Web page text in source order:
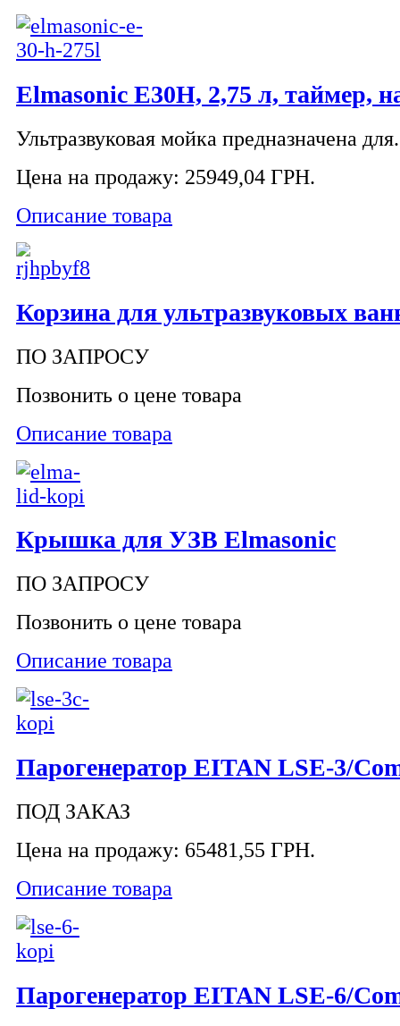
Elmasonic Е30H, 2,75 л, таймер,
Ультразвуковая мойка предназначена
Цена на продажу: 25949,04 ГРН.
Описание товара
Корзина для ультразвуковых
ПО ЗАПРОСУ
Позвонить о цене товара
Описание товара
Крышка для УЗВ Elmasonic
ПО ЗАПРОСУ
Позвонить о цене товара
Описание товара
Парогенератор EITAN LSE-3/
ПОД ЗАКАЗ
Цена на продажу: 65481,55 ГРН.
Описание товара
Парогенератор EITAN LSE-6/